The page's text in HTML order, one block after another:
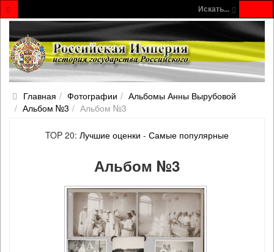
Искать...
Главная Фотографии
Альбомы Анны Вырубовой
Альбом №3
Альбом №3
TOP 20: Лучшие оценки - Самые популярные
Альбом №3